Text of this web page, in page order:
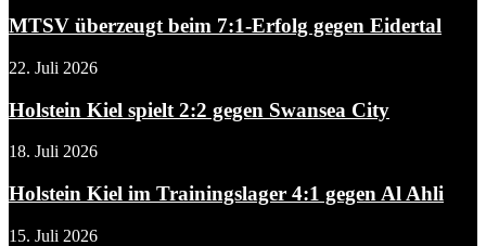
MTSV überzeugt beim 7:1-Erfolg gegen Eidertal
22. Juli 2026
Holstein Kiel spielt 2:2 gegen Swansea City
18. Juli 2026
Holstein Kiel im Trainingslager 4:1 gegen Al Ahli
15. Juli 2026